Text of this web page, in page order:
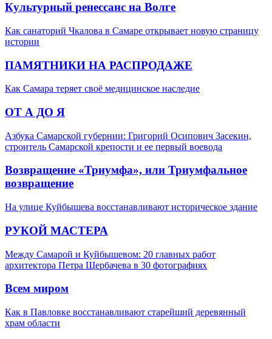
Культурный ренессанс на Волге
Как санаторий Чкалова в Самаре открывает новую страницу
истории
ПАМЯТНИКИ НА РАСПРОДАЖЕ
Как Самара теряет своё медицинское наследие
ОТ А ДО Я
Азбука Самарской губернии: Григорий Осипович Засекин,
строитель Самарской крепости и ее первый воевода
Возвращение «Триумфа», или Триумфальное
возвращение
На улице Куйбышева восстанавливают историческое здание
РУКОЙ МАСТЕРА
Между Самарой и Куйбышевом: 20 главных работ
архитектора Петра Щербачева в 30 фотографиях
Всем миром
Как в Павловке восстанавливают старейший деревянный
храм области